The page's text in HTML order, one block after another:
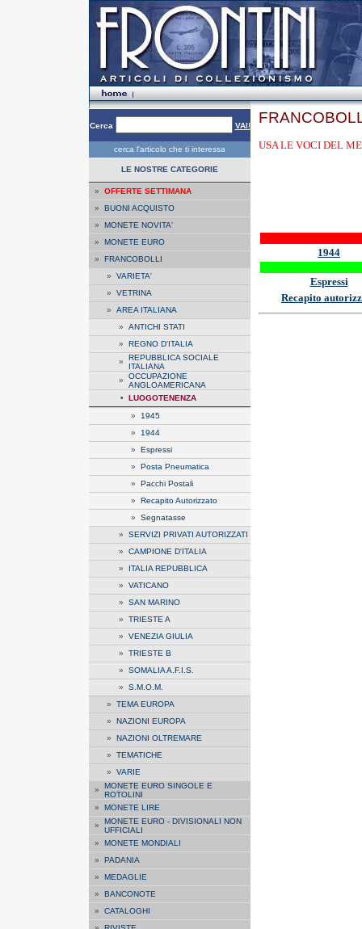
Cerca VAI!
cerca l'articolo che ti interessa
LE NOSTRE CATEGORIE
» OFFERTE SETTIMANA
» BUONI ACQUISTO
» MONETE NOVITA'
» MONETE EURO
» FRANCOBOLLI
» VARIETA'
» VETRINA
» AREA ITALIANA
» ANTICHI STATI
» REGNO D'ITALIA
» REPUBBLICA SOCIALE
ITALIANA
» OCCUPAZIONE
ANGLOAMERICANA
•
LUOGOTENENZA
» 1945
» 1944
» Espressi
» Posta Pneumatica
» Pacchi Postali
» Recapito Autorizzato
» Segnatasse
» SERVIZI PRIVATI AUTORIZZATI
» CAMPIONE D'ITALIA
» ITALIA REPUBBLICA
» VATICANO
» SAN MARINO
» TRIESTE A
» VENEZIA GIULIA
» TRIESTE B
» SOMALIA A.F.I.S.
» S.M.O.M.
» TEMA EUROPA
» NAZIONI EUROPA
» NAZIONI OLTREMARE
» TEMATICHE
» VARIE
» MONETE EURO SINGOLE E
ROTOLINI
» MONETE LIRE
» MONETE EURO - DIVISIONALI NON
UFFICIALI
» MONETE MONDIALI
» PADANIA
» MEDAGLIE
» BANCONOTE
» CATALOGHI
USA LE VOCI DEL
1944
Espressi
Recapito